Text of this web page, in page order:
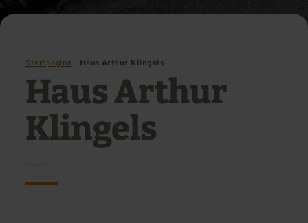
Startpagina Haus Arthur Klingels
Haus Arthur
Klingels